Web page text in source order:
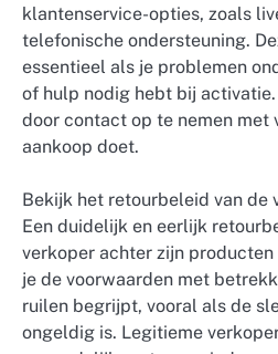
klantenservice-opties, zoals
telefonische ondersteuning.
essentieel als je problemen
of hulp nodig hebt bij
door contact op te nemen met
aankoop doet.
Bekijk het retourbeleid van de
Een duidelijk en eerlijk
verkoper achter zijn
je de voorwaarden met
ruilen begrijpt, vooral als de
ongeldig is. Legitieme